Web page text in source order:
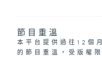
節目重溫
本平台提供過往12個月
的節目重溫，受版權限